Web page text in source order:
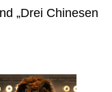
„Drei Chinesen